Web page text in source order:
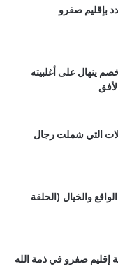
بإقليم صفرو
ينهال على أغلبيته
التي شملت رجال
والخيال (الحلقة
إقليم صفرو في ذمة الله